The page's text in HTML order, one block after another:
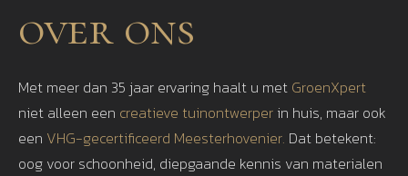
over ons
Met meer dan 35 jaar ervaring haalt u met GroenXpert
niet alleen een creatieve tuinontwerper in huis, maar ook
een VHG-gecertificeerd Meesterhovenier. Dat betekent:
oog voor schoonheid, diepgaande kennis van materialen